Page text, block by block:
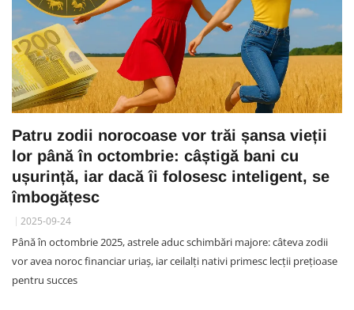
Patru zodii norocoase vor trăi șansa vieții
lor până în octombrie: câștigă bani cu
ușurință, iar dacă îi folosesc inteligent, se
îmbogățesc
2025-09-24
Până în octombrie 2025, astrele aduc schimbări majore: câteva zodii
vor avea noroc financiar uriaș, iar ceilalți nativi primesc lecții prețioase
pentru succes